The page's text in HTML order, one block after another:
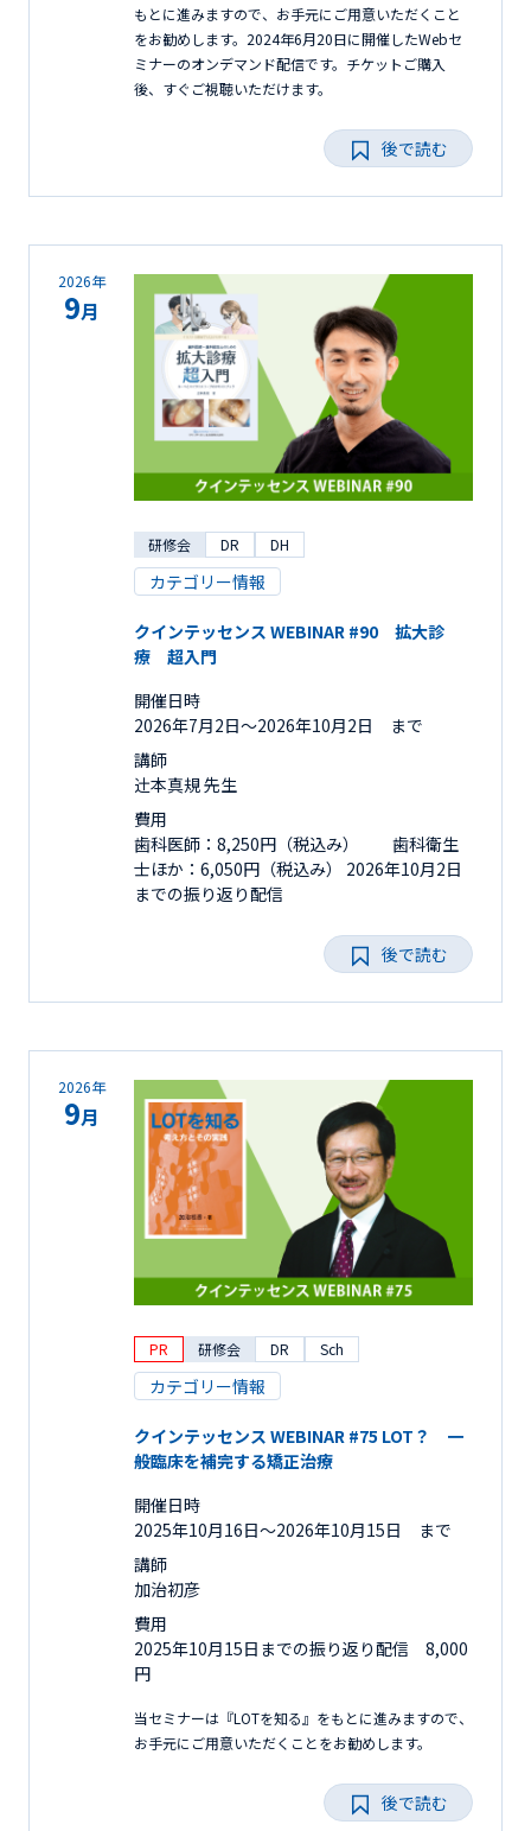
もとに進みますので、お手元にご用意いただくこと
をお勧めします。2024年6月20日に開催したWebセ
ミナーのオンデマンド配信です。チケットご購入
後、すぐご視聴いただけます。
後で読む
2026年
9月
研修会 DR DH
カテゴリー情報
クインテッセンス WEBINAR #90 拡大診
療 超入門
開催日時
2026年7月2日〜2026年10月2日 まで
講師
辻󠄀本真規 先生
費用
歯科医師：8,250円（税込み） 歯科衛生
士ほか：6,050円（税込み） 2026年10月2日
までの振り返り配信
後で読む
2026年
9月
PR 研修会 DR Sch
カテゴリー情報
クインテッセンス WEBINAR #75 LOT？ 一
般臨床を補完する矯正治療
開催日時
2025年10月16日〜2026年10月15日 まで
講師
加治初彦
費用
2025年10月15日までの振り返り配信 8,000
円
当セミナーは『LOTを知る』をもとに進みますので、
お手元にご用意いただくことをお勧めします。
後で読む